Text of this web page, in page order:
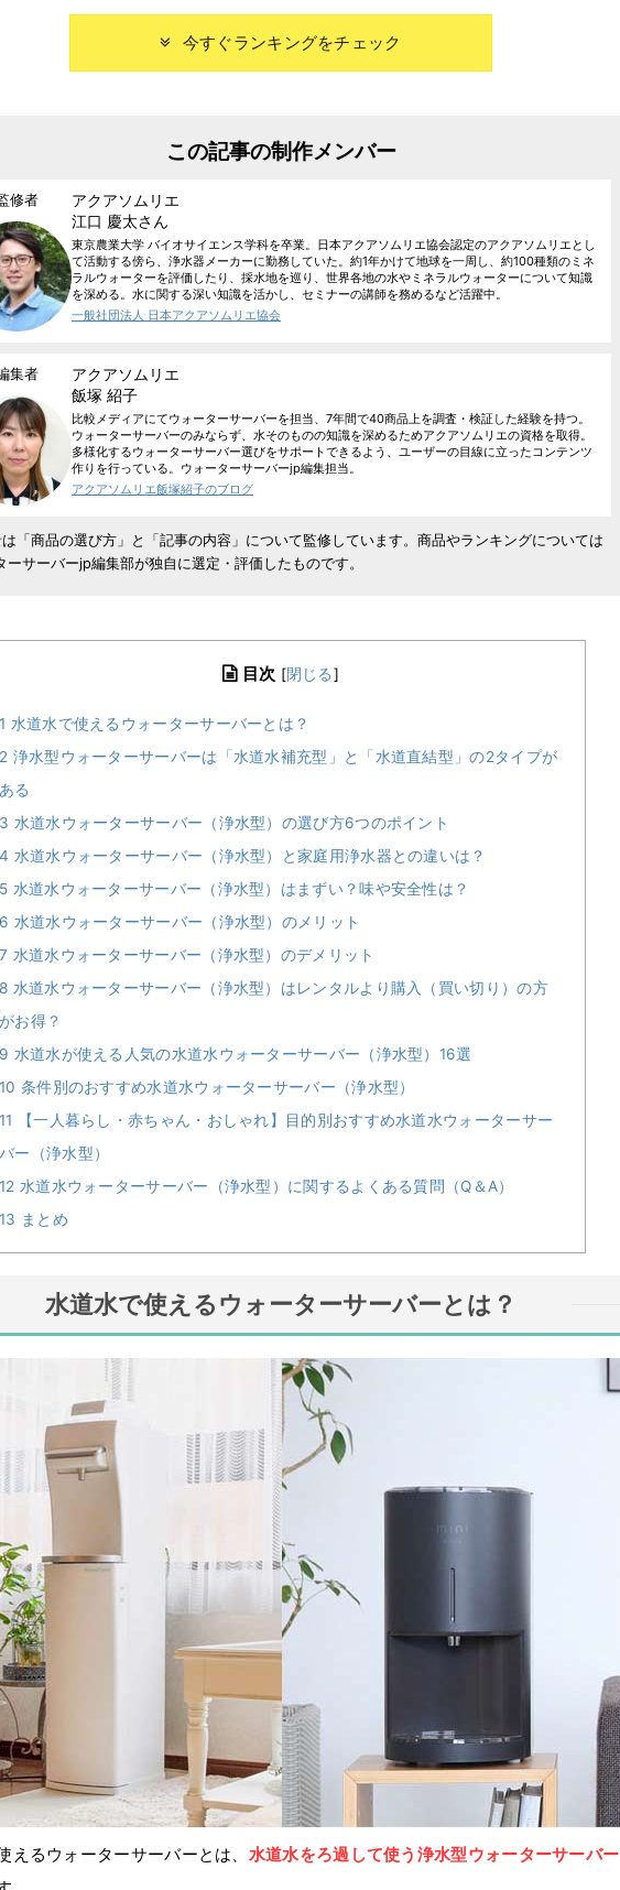
今すぐランキングをチェック
この記事の制作メンバー
修者
アクアソムリエ
江口 慶太さん
東京農業大学 バイオサイエンス学科を卒業。日本アクアソムリエ協会認定のアクアソムリエとし
て活動する傍ら、浄水器メーカーに勤務していた。約1年かけて地球を一周し、約100種類のミネ
ラルウォーターを評価したり、採水地を巡り、世界各地の水やミネラルウォーターについて知識
を深める。水に関する深い知識を活かし、セミナーの講師を務めるなど活躍中。
一般社団法人 日本アクアソムリエ協会
集者
アクアソムリエ
飯塚 紹子
比較メディアにてウォーターサーバーを担当、7年間で40商品上を調査・検証した経験を持つ。
ウォーターサーバーのみならず、水そのものの知識を深めるためアクアソムリエの資格を取得。
多様化するウォーターサーバー選びをサポートできるよう、ユーザーの目線に立ったコンテンツ
作りを行っている。ウォーターサーバーjp編集担当。
アクアソムリエ飯塚紹子のブログ
「商品の選び方」と「記事の内容」について監修しています。商品やランキングについては
ーサーバーjp編集部が独自に選定・評価したものです。
目次 [閉じる]
1 水道水で使えるウォーターサーバーとは？
2 浄水型ウォーターサーバーは「水道水補充型」と「水道直結型」の2タイプが
ある
3 水道水ウォーターサーバー（浄水型）の選び方6つのポイント
4 水道水ウォーターサーバー（浄水型）と家庭用浄水器との違いは？
5 水道水ウォーターサーバー（浄水型）はまずい？味や安全性は？
6 水道水ウォーターサーバー（浄水型）のメリット
7 水道水ウォーターサーバー（浄水型）のデメリット
8 水道水ウォーターサーバー（浄水型）はレンタルより購入（買い切り）の方
がお得？
9 水道水が使える人気の水道水ウォーターサーバー（浄水型）16選
10 条件別のおすすめ水道水ウォーターサーバー（浄水型）
11
【一人暮らし・赤ちゃん・おしゃれ】目的別おすすめ水道水ウォーターサー
バー（浄水型）
12 水道水ウォーターサーバー（浄水型）に関するよくある質問（Q＆A）
13 まとめ
水道水で使えるウォーターサーバーとは？
えるウォーターサーバーとは、 水道水をろ過して使う浄水型ウォーターサーバー